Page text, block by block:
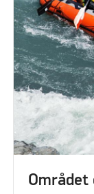
Området